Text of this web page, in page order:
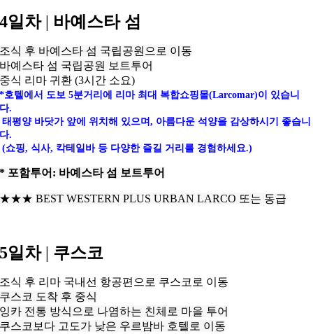
4일차 | 바예스타 섬
조식 후 바예스타 섬 국립공원으로 이동
바예스타 섬 국립공원 보트투어
중식 리마 귀환 (3시간 소요)
*호텔에서 도보 5분거리에 리마 최대 복합쇼핑몰(Larcomar)이 있습니
다.
태평양 바닷가 앞에 위치해 있으며, 아름다운 석양을 감상하시기 좋습니
다.
(쇼핑, 식사, 칵테일바 등 다양한 즐길 거리를 경험하세요.)
* 포함투어: 바예스타 섬 보트투어
★★★ BEST WESTERN PLUS URBAN LARCO 또는 동급
5일차 | 쿠스코
조식 후 리마 국내선 항공편으로 쿠스코로 이동
쿠스코 도착 후 중식
잉카 전통 방식으로 나염하는 친체로 마을 투어
쿠스코보다 고도가 낮은 우르밤바 호텔로 이동